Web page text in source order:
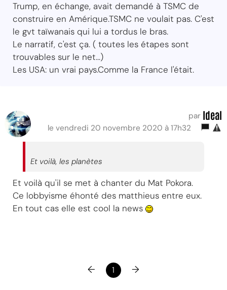
Trump, en échange, avait demandé à TSMC de
construire en Amérique.TSMC ne voulait pas. C'est
le gvt taïwanais qui lui a tordus le bras.
Le narratif, c'est ça. ( toutes les étapes sont
trouvables sur le net...)
Les USA: un vrai pays.Comme la France l'était.
par Ideal
le vendredi 20 novembre 2020 à 17h32
Et voilà, les planètes
Et voilà qu'il se met à chanter du Mat Pokora.
Ce lobbyisme éhonté des matthieus entre eux.
En tout cas elle est cool la news
← 1 →